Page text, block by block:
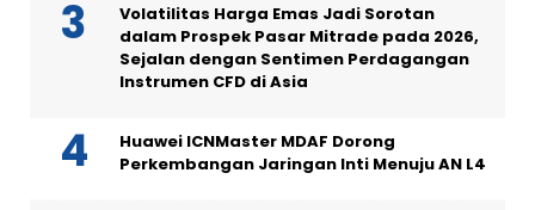
Volatilitas Harga Emas Jadi Sorotan
dalam Prospek Pasar Mitrade pada 2026,
Sejalan dengan Sentimen Perdagangan
Instrumen CFD di Asia
Huawei ICNMaster MDAF Dorong
Perkembangan Jaringan Inti Menuju AN L4